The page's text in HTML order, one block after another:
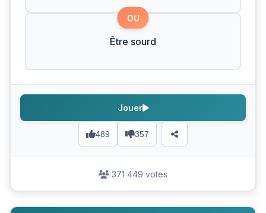
OU
Être sourd
489 357
Jouer
371 449 votes